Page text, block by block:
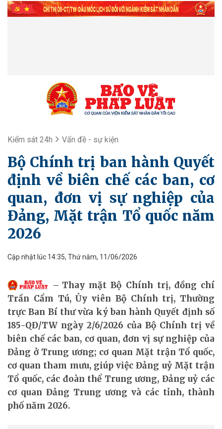
Kiểm sát 24h Vấn đề - sự kiện
Bộ Chính trị ban hành Quyết
định về biên chế các ban, cơ
quan, đơn vị sự nghiệp của
Đảng, Mặt trận Tổ quốc năm
2026
Cập nhật lúc 14:35, Thứ năm, 11/06/2026
Thay mặt Bộ Chính trị, đồng chí
Trần Cẩm Tú, Ủy viên Bộ Chính trị, Thường
trực Ban Bí thư vừa ký ban hành Quyết định số
185-QĐ/TW ngày 2/6/2026 của Bộ Chính trị về
biên chế các ban, cơ quan, đơn vị sự nghiệp của
Đảng ở Trung ương; cơ quan Mặt trận Tổ quốc,
cơ quan tham mưu, giúp việc Đảng uỷ Mặt trận
Tổ quốc, các đoàn thể Trung ương, Đảng uỷ các
cơ quan Đảng Trung ương và các tỉnh, thành
phố năm 2026.